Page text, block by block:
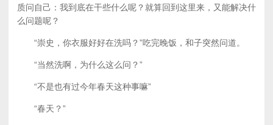
质问自己：我到底在干些什么呢？就算回到这里来，又能解决什
么问题呢？
“崇史，你衣服好好在洗吗？”吃完晚饭，和子突然问道。
“当然洗啊，为什么这么问？”
“不是也有过今年春天这种事嘛”
“春天？”